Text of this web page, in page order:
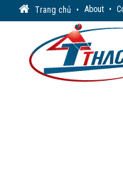
Trang chủ • About •